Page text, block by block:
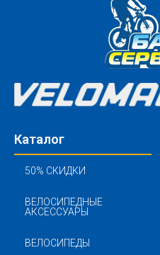
Каталог
50% СКИДКИ
ВЕЛОСИПЕДНЫЕ
АКСЕССУАРЫ
ВЕЛОСИПЕДЫ